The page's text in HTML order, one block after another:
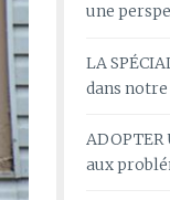
une
LA
dans
ADOPTER
aux